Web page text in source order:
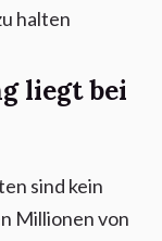
halten
liegt bei
sind kein
Millionen von